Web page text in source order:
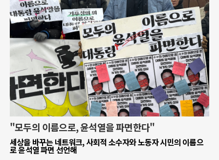
"모두의 이름으로, 윤석열을 파면한다"
세상을 바꾸는 네트워크, 사회적 소수자와 노동자 시민의 이름으
로 윤석열 파면 선언해